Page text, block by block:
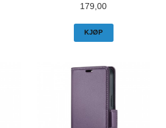
Pris
179,00
KJØP